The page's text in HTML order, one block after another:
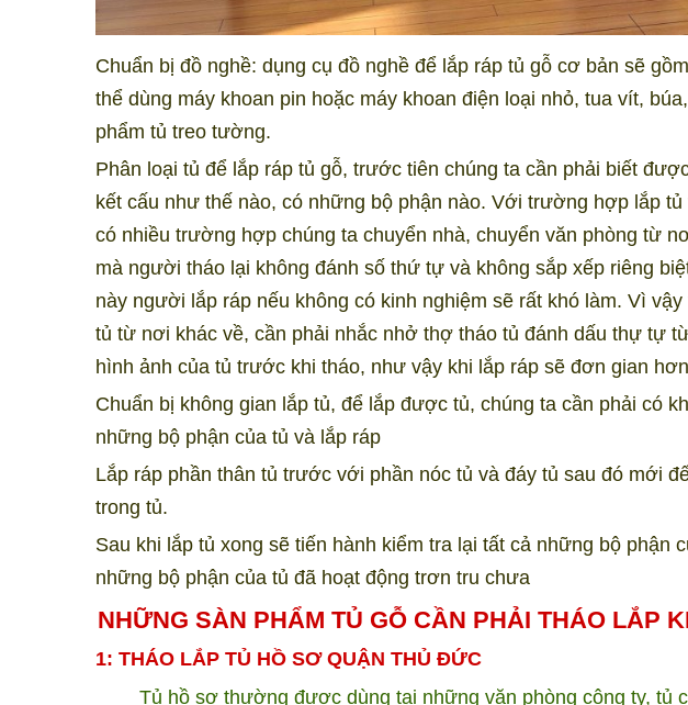
Chuẩn bị đồ nghề: dụng cụ đồ nghề để lắp ráp tủ gỗ cơ bản sẽ
thể dùng máy khoan pin hoặc máy khoan điện loại nhỏ, tua vít,
phẩm tủ treo tường.
Phân loại tủ để lắp ráp tủ gỗ, trước tiên chúng ta cần phải biết
kết cấu như thế nào, có những bộ phận nào. Với trường hợp lắp
có nhiều trường hợp chúng ta chuyển nhà, chuyển văn phòng từ
mà người tháo lại không đánh số thứ tự và không sắp xếp riêng
này người lắp ráp nếu không có kinh nghiệm sẽ rất khó làm. Vì
tủ từ nơi khác về, cần phải nhắc nhở thợ tháo tủ đánh dấu thự tự
hình ảnh của tủ trước khi tháo, như vậy khi lắp ráp sẽ đơn gian
Chuẩn bị không gian lắp tủ, để lắp được tủ, chúng ta cần phải có
những bộ phận của tủ và lắp ráp
Lắp ráp phần thân tủ trước với phần nóc tủ và đáy tủ sau đó mới
trong tủ.
Sau khi lắp tủ xong sẽ tiến hành kiểm tra lại tất cả những bộ phận
những bộ phận của tủ đã hoạt động trơn tru chưa
NHỮNG SÀN PHẨM TỦ GỖ CẦN PHẢI THÁO LẮP
1: THÁO LẮP TỦ HỒ SƠ QUẬN THỦ ĐỨC
Tủ hồ sơ thường được dùng tại những văn phòng công ty, tủ